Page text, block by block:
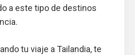
a este tipo de destinos
tu viaje a Tailandia, te